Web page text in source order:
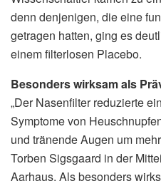
denn denjenigen, die eine
getragen hatten, ging es
einem filterlosen Placebo.
Besonders wirksam als
„Der Nasenfilter reduzierte
Symptome von
und tränende Augen um
Torben Sigsgaard in der
Aarhaus. Als besonders